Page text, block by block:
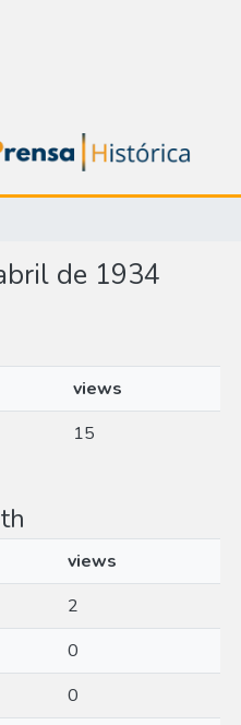
de 1934
views
15
views
2
0
0